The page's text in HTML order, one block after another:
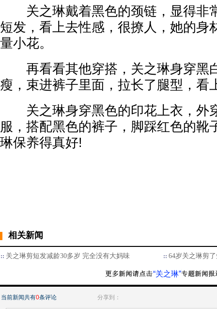
关之琳戴着黑色的颈链，显得非
短发，看上去性感，很撩人，她的身
量小花。
再看看其他穿搭，关之琳身穿黑
瘦，束进裤子里面，拉长了腿型，看
关之琳身穿黑色的印花上衣，外
服，搭配黑色的裤子，脚踩红色的靴
琳保养得真好!
相关新闻
关之琳剪短发减龄30多岁 完全没有大妈味 64岁关之琳剪
“关之琳”
当前新闻共有0条评论 分享到：